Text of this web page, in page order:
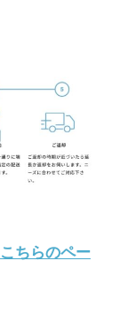
こちらのペー